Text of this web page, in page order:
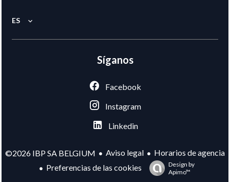
ES
Síganos
Facebook
Instagram
Linkedin
©2026 IBP SA BELGIUM Aviso legal
Horarios de agencia
Preferencias de las cookies
Design by
Apimo™